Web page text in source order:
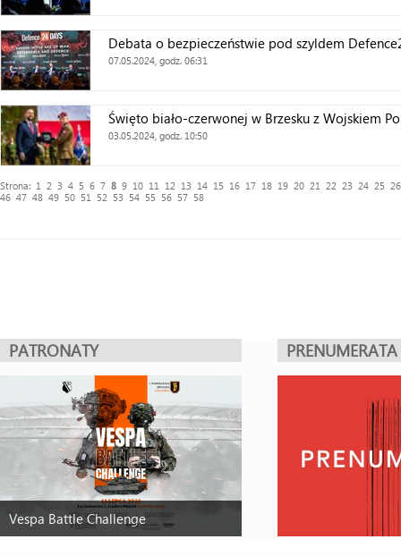
Debata o bezpieczeństwie pod szyldem
07.05.2024, godz. 06:31
Święto biało-czerwonej w Brzesku z Wojskiem
03.05.2024, godz. 10:50
Strona: 1 2 3 4 5 6 7 8 9 10 11 12 13 14 15 16 17 18 19 20 21 22 23 24 25
26
46 47 48 49 50 51 52 53 54 55 56 57 58
PATRONATY
Vespa Battle Challenge
PRENUMERATA